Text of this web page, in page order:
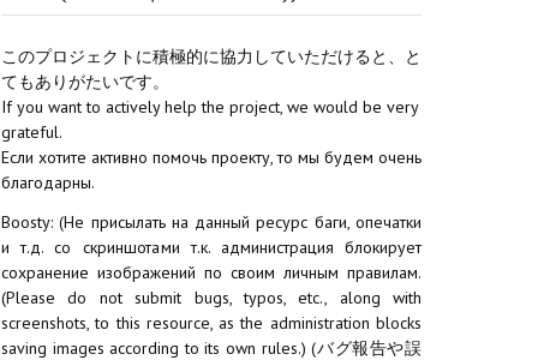
このプロジェクトに積極的に協力していただけると、と
てもありがたいです。
If you want to actively help the project, we would be very
grateful.
Если хотите активно помочь проекту, то мы будем очень
благодарны.
Boosty: (Не присылать на данный ресурс баги, опечатки
и т.д. со скриншотами т.к. администрация блокирует
сохранение изображений по своим личным правилам.
(Please do not submit bugs, typos, etc., along with
screenshots, to this resource, as the administration blocks
saving images according to its own rules.) (バグ報告や誤